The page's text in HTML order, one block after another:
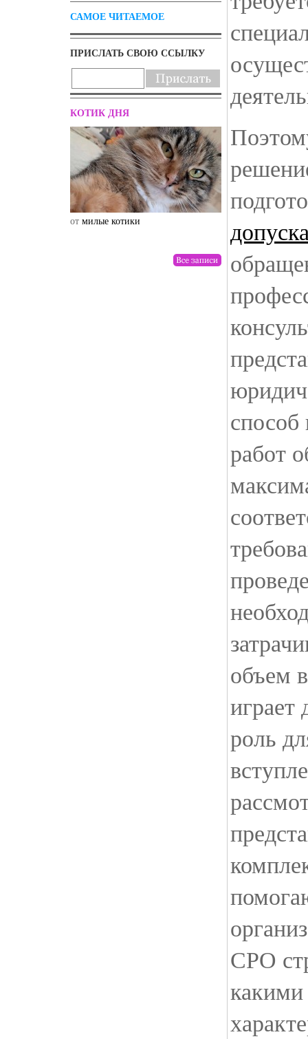
САМОЕ ЧИТАЕМОЕ
ПРИСЛАТЬ СВОЮ ССЫЛКУ
КОТИК ДНЯ
от милые котики
способ
работ
объем
играет
роль
СРО